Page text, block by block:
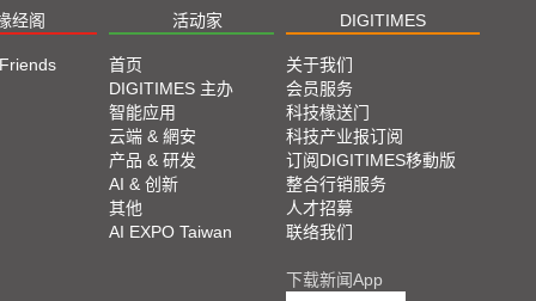
经阁 活动家 DIGITIMES
首页
DIGITIMES 主办
智能应用
云端 & 網安
产品 & 研发
AI & 创新
其他
AI EXPO Taiwan
关于我们
会员服务
科技椽送门
科技产业报订阅
订阅DIGITIMES移動版
整合行销服务
人才招募
联络我们
下载新闻App